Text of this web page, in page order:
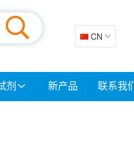
🇨🇳 CN
剂 新产品 联系我们